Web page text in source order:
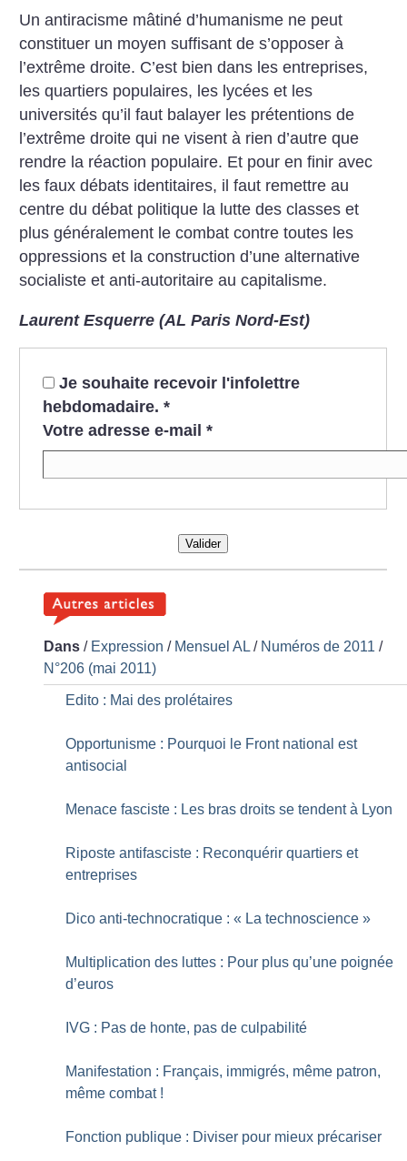
Un antiracisme mâtiné d’humanisme ne peut
constituer un moyen suffisant de s’opposer à
l’extrême droite. C’est bien dans les entreprises,
les quartiers populaires, les lycées et les
universités qu’il faut balayer les prétentions de
l’extrême droite qui ne visent à rien d’autre que
rendre la réaction populaire. Et pour en finir avec
les faux débats identitaires, il faut remettre au
centre du débat politique la lutte des classes et
plus généralement le combat contre toutes les
oppressions et la construction d’une alternative
socialiste et anti-autoritaire au capitalisme.
Laurent Esquerre (AL Paris Nord-Est)
Je souhaite recevoir l'infolettre
hebdomadaire. *
Votre adresse e-mail *
Valider
Dans / Expression / Mensuel AL / Numéros de 2011 /
N°206 (mai 2011)
Edito : Mai des prolétaires
Opportunisme : Pourquoi le Front national est
antisocial
Menace fasciste : Les bras droits se tendent à Lyon
Riposte antifasciste : Reconquérir quartiers et
entreprises
Dico anti-technocratique : « La technoscience »
Multiplication des luttes : Pour plus qu’une poignée
d’euros
IVG : Pas de honte, pas de culpabilité
Manifestation : Français, immigrés, même patron,
même combat !
Fonction publique : Diviser pour mieux précariser